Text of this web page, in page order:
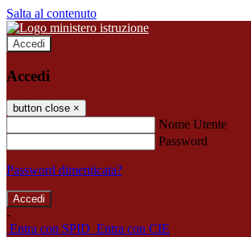
Salta al contenuto
Accedi
Accedi
button close ×
Nome Utente
Password
Password dimenticata?
-
Entra con SPID Entra con CIE